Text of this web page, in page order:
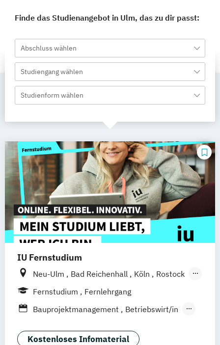
Finde das Studienangebot in Ulm, das zu dir passt:
Abschluss wählen
Studiengang wählen
Studienform wählen
IU Fernstudium
Neu-Ulm Bad Reichenhall Köln
Rostock
Freiburg
Frankfurt am Main
Bielefeld Deggendorf Karlsruhe Kassel
Oberhausen Offenbach Saarbrücken
Graz Innsbruck Wien Zürich
Fernstudium
Fernlehrgang
Bauprojektmanagement
Betriebswirt/in
Gesundheitsmanagement
Kostenloses Infomaterial